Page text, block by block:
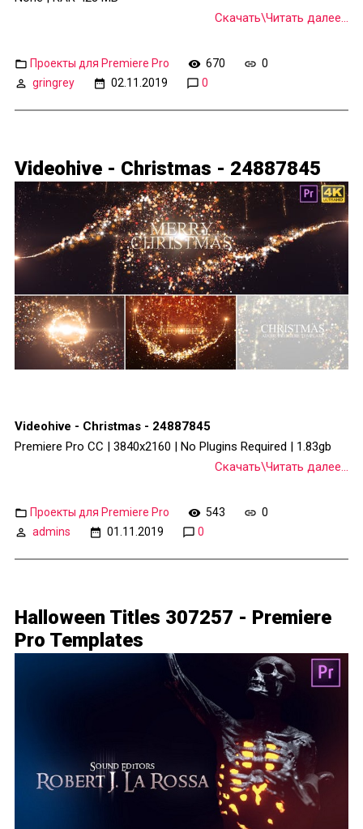
Скачать\Читать далее...
Проекты для Premiere Pro 670
0
gringrey
02.11.2019 0
Videohive - Christmas - 24887845
Videohive - Christmas - 24887845
Premiere Pro CC | 3840x2160 | No Plugins Required | 1.83gb
Скачать\Читать далее...
Проекты для Premiere Pro 543
0
admins
01.11.2019 0
Halloween Titles 307257 - Premiere
Pro Templates